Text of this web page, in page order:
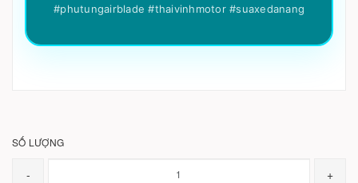
#phutungairblade #thaivinhmotor #suaxedanang
SỐ LƯỢNG
- +